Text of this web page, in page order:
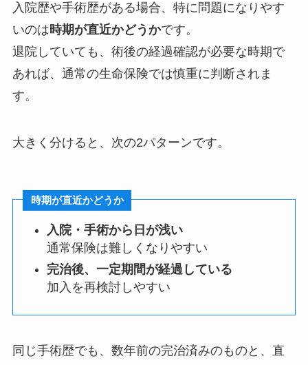
入院歴や手術歴がある場合、特に問題になりやす
いのは時期が直近かどうかです。
退院していても、術後の経過確認が必要な時期で
あれば、通常の生命保険では慎重に判断されま
す。
大きく分けると、次の2パターンです。
時期が直近かどうか
入院・手術から日が浅い
通常保険は難しくなりやすい
完治後、一定期間が経過している
加入を再検討しやすい
同じ手術歴でも、数年前の完治済みのものと、直